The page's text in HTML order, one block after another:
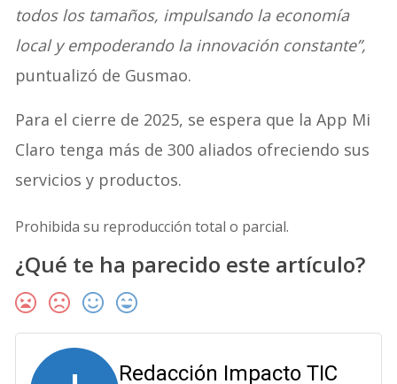
todos los tamaños, impulsando la economía
local y empoderando la innovación constante”,
puntualizó de Gusmao.
Para el cierre de 2025, se espera que la App Mi
Claro tenga más de 300 aliados ofreciendo sus
servicios y productos.
Prohibida su reproducción total o parcial.
¿Qué te ha parecido este artículo?
Redacción Impacto TIC